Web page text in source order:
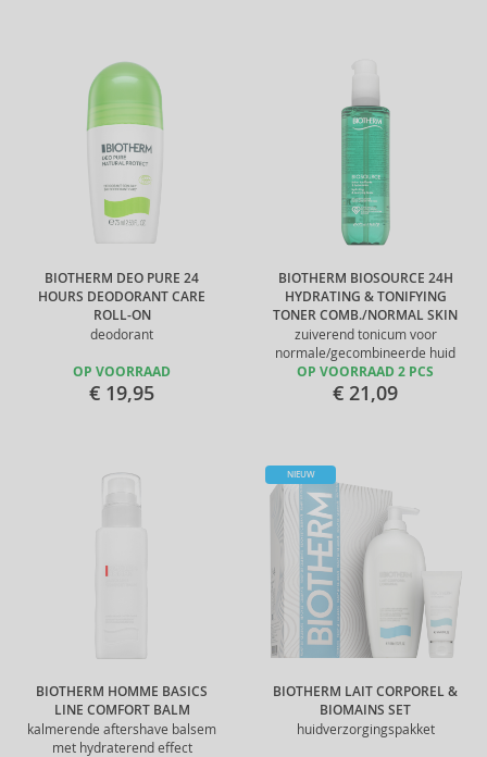
BIOTHERM DEO PURE 24
HOURS DEODORANT CARE
ROLL-ON
deodorant
OP VOORRAAD
€ 19,95
BIOTHERM BIOSOURCE 24H
HYDRATING & TONIFYING
TONER COMB./NORMAL SKIN
zuiverend tonicum voor
normale/gecombineerde huid
OP VOORRAAD 2 PCS
€ 21,09
BIOTHERM HOMME BASICS
LINE COMFORT BALM
kalmerende aftershave balsem
met hydraterend effect
BIOTHERM LAIT CORPOREL &
BIOMAINS SET
huidverzorgingspakket
NIEUW